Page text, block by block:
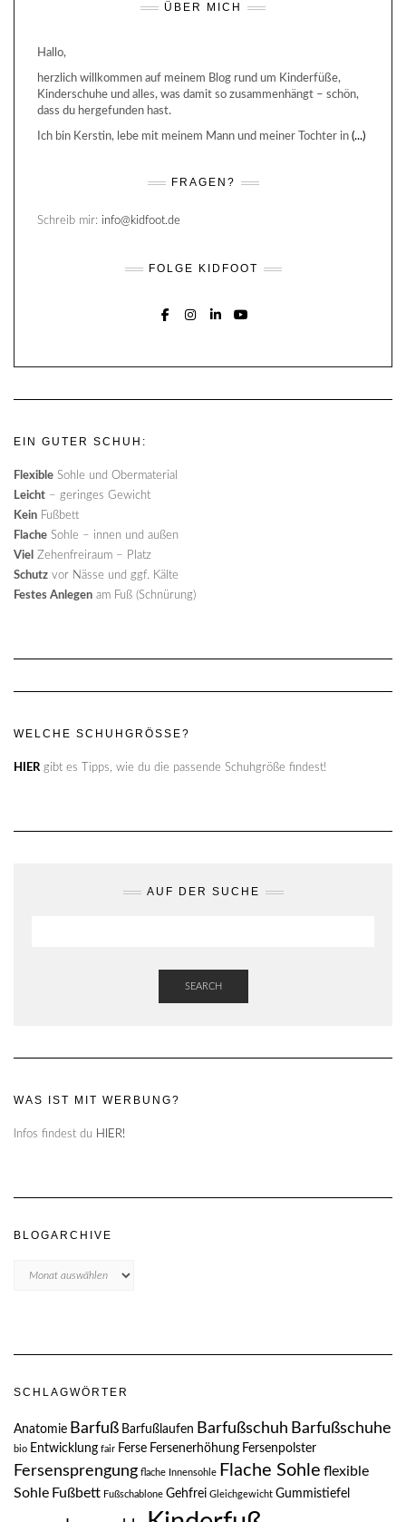
ÜBER MICH
Hallo,
herzlich willkommen auf meinem Blog rund um Kinderfüße,
Kinderschuhe und alles, was damit so zusammenhängt – schön,
dass du hergefunden hast.
Ich bin Kerstin, lebe mit meinem Mann und meiner Tochter in (...)
FRAGEN?
Schreib mir: info@kidfoot.de
FOLGE KIDFOOT
EIN GUTER SCHUH:
Flexible Sohle und Obermaterial
Leicht – geringes Gewicht
Kein Fußbett
Flache Sohle – innen und außen
Viel Zehenfreiraum – Platz
Schutz vor Nässe und ggf. Kälte
Festes Anlegen am Fuß (Schnürung)
WELCHE SCHUHGRÖSSE?
HIERgibt es Tipps, wie du die passende Schuhgröße findest!
AUF DER SUCHE
SEARCH
WAS IST MIT WERBUNG?
Infos findest du HIER!
BLOGARCHIVE
SCHLAGWÖRTER
Anatomie Barfuß Barfußlaufen Barfußschuh Barfußschuhe
bio Entwicklung fair Ferse Fersenerhöhung Fersenpolster
Fersensprengung flache Innensohle Flache Sohle flexible
Sohle Fußbett Fußschablone Gehfrei Gleichgewicht Gummistiefel